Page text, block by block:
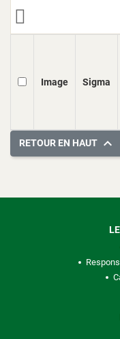
Image Sigma
RETOUR EN HAUT 